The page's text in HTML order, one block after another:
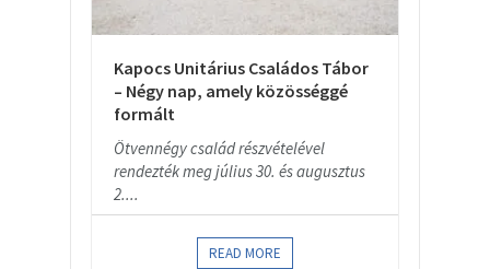
Kapocs Unitárius Családos Tábor
– Négy nap, amely közösséggé
formált
Ötvennégy család részvételével
rendezték meg július 30. és augusztus
2....
READ MORE